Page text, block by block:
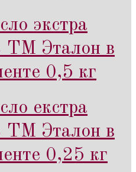
экстра
ТМ Эталон в
0,5 кг
екстра
ТМ Эталон в
0,25 кг